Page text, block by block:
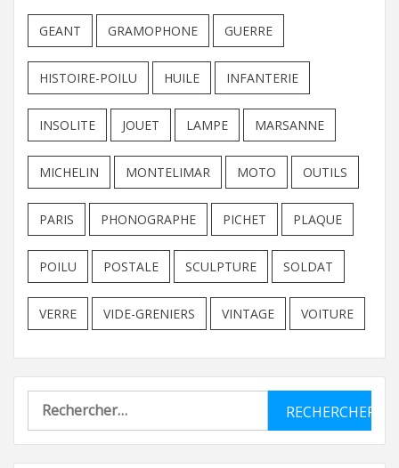
GEANT GRAMOPHONE GUERRE
HISTOIRE-POILU HUILE INFANTERIE
INSOLITE JOUET LAMPE MARSANNE
MICHELIN MONTELIMAR MOTO OUTILS
PARIS PHONOGRAPHE PICHET PLAQUE
POILU POSTALE SCULPTURE SOLDAT
VERRE VIDE-GRENIERS VINTAGE VOITURE
Rechercher :